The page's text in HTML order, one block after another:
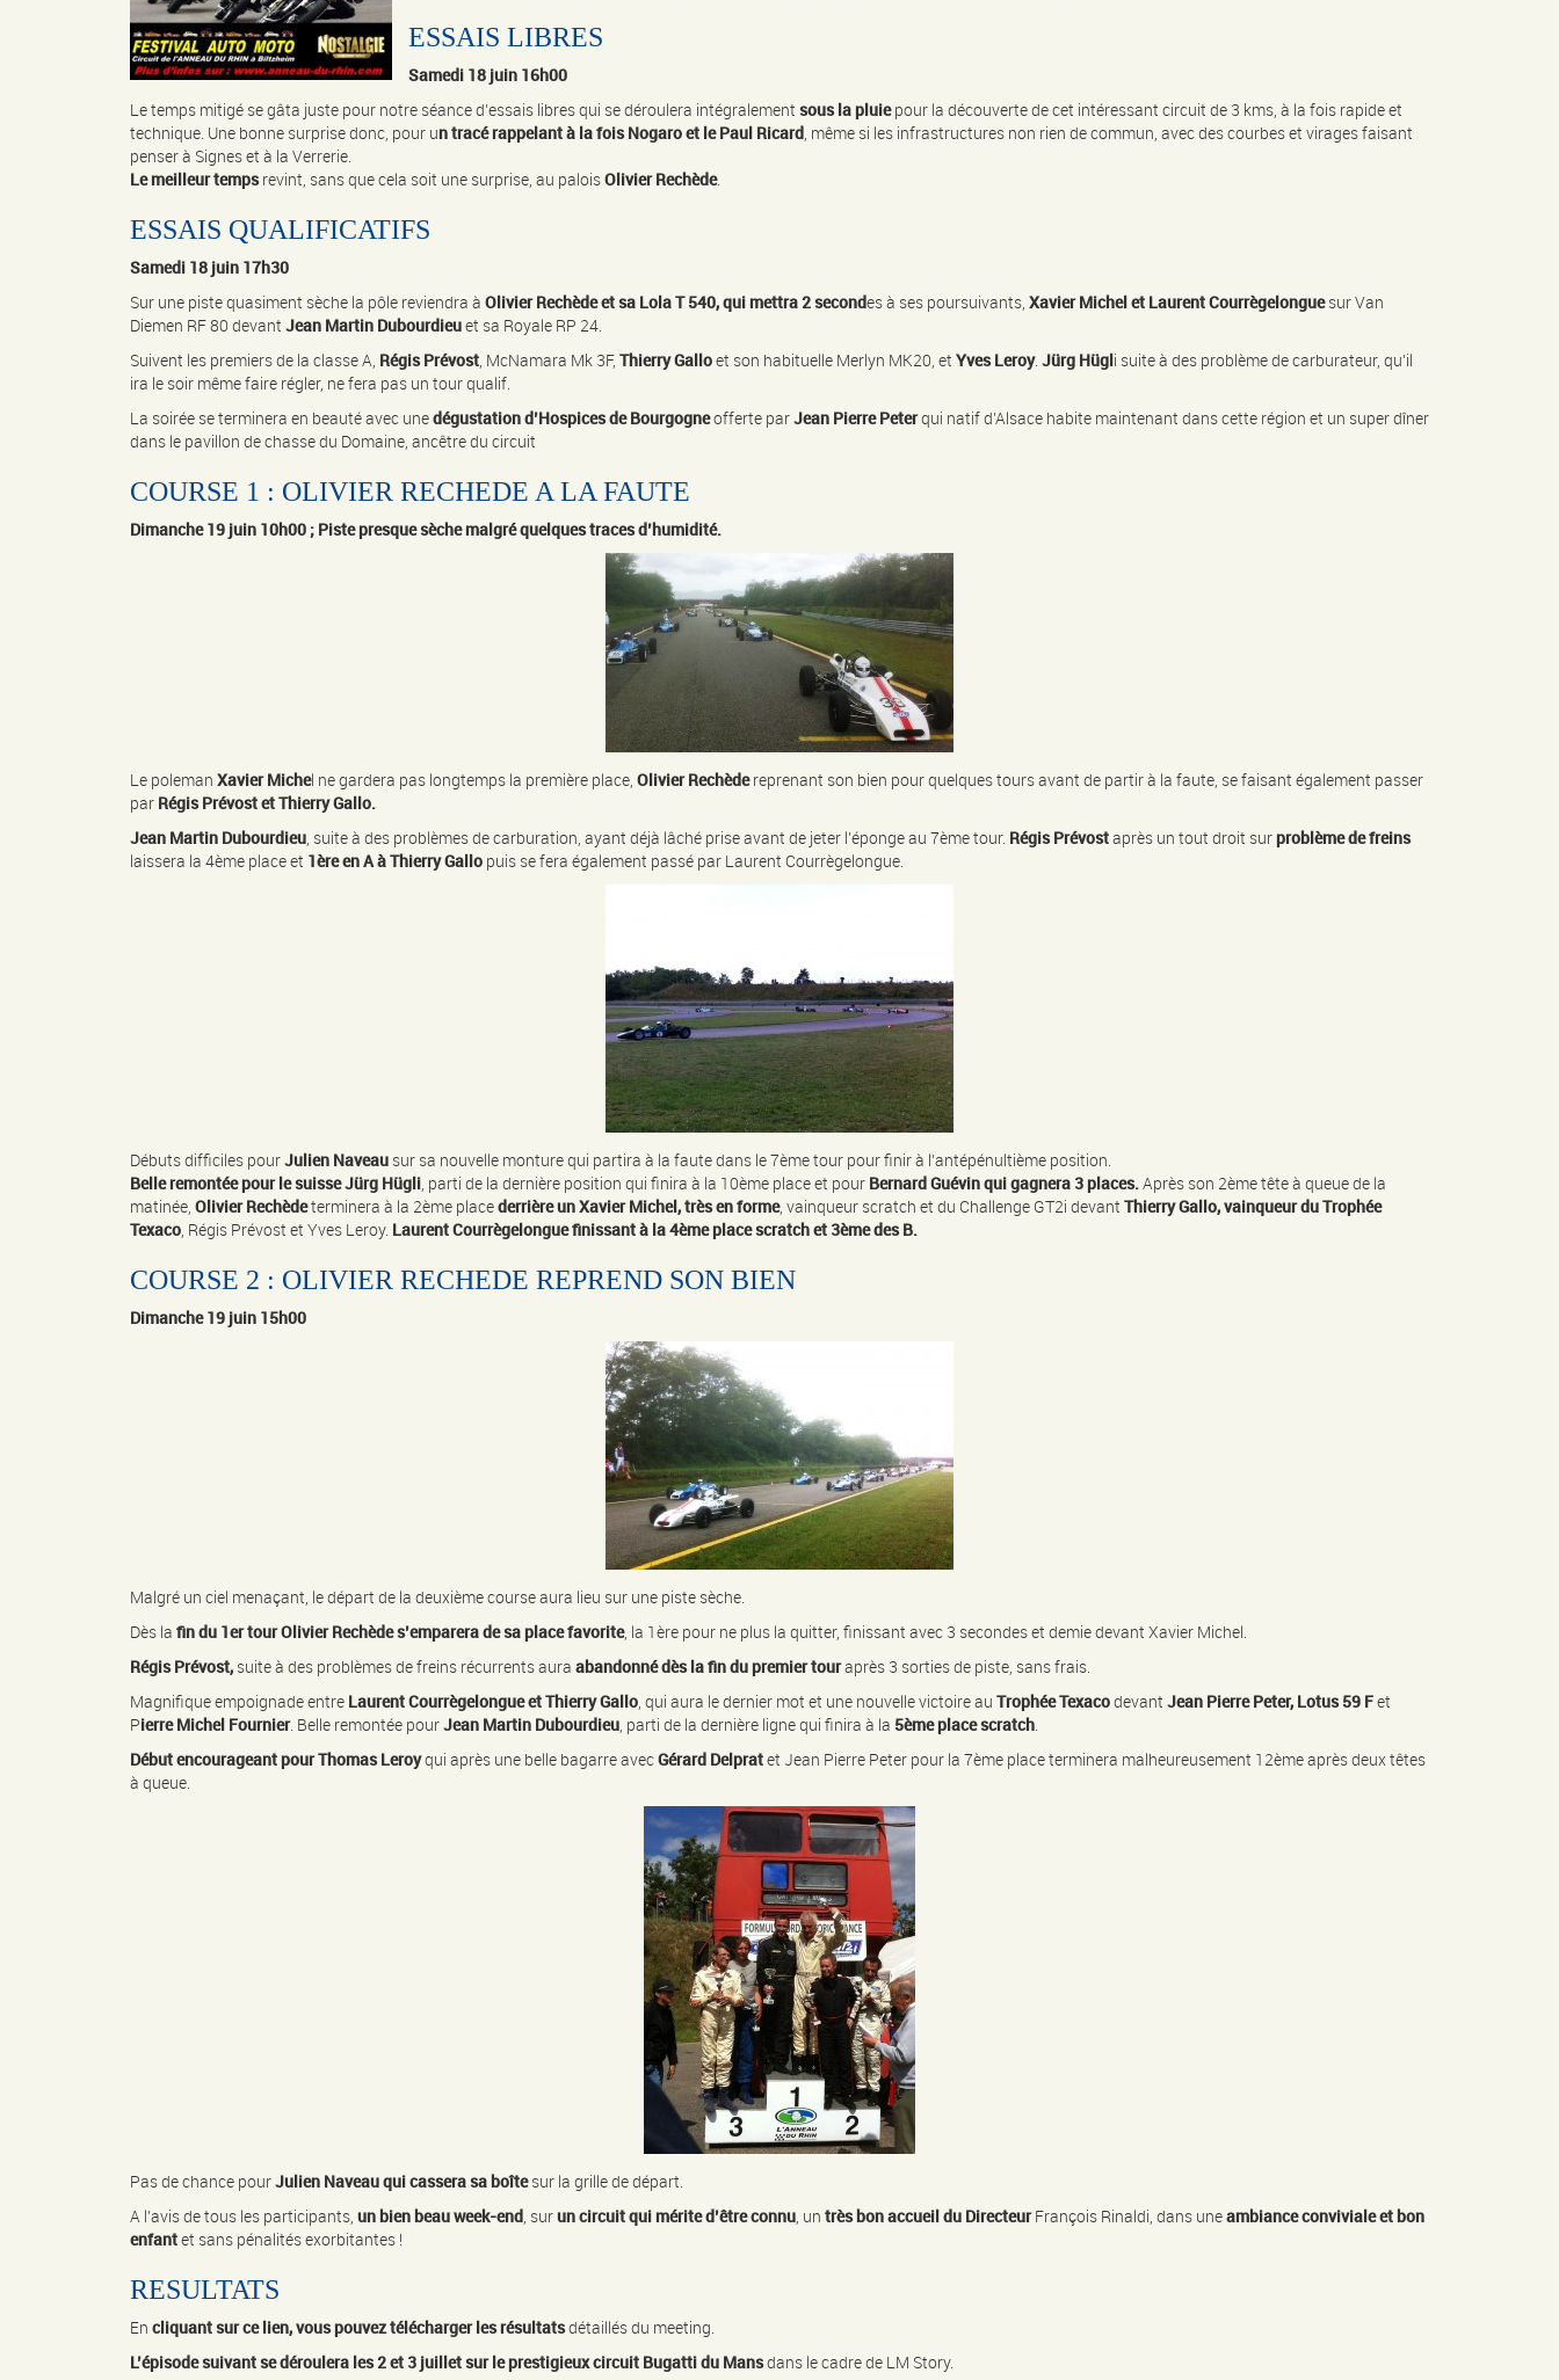
ESSAIS LIBRES
Samedi 18 juin 16h00
Le temps mitigé se gâta juste pour notre séance d’essais libres qui se déroulera intégralement sous la pluiepour la découverte de cet intéressant circuit de 3 kms, à la fois rapide et
technique. Une bonne surprise donc, pour un tracé rappelant à la fois Nogaro et le Paul Ricard, même si les infrastructures non rien de commun, avec des courbes et virages faisant
penser à Signes et à la Verrerie.
Le meilleur tempsrevint, sans que cela soit une surprise, au paloisOlivier Rechède.
ESSAIS QUALIFICATIFS
Samedi 18 juin 17h30
Sur une piste quasiment sèche la pôle reviendra à Olivier Rechède et sa Lola T 540, qui mettra 2 secondes à ses poursuivants, Xavier Michel et Laurent Courrègelonguesur Van
Diemen RF 80 devant Jean Martin Dubourdieuet sa Royale RP 24.
Suivent les premiers de la classe A, Régis Prévost, McNamara Mk 3F, Thierry Galloet son habituelle Merlyn MK20, et Yves Leroy. Jürg Hügli suite à des problème de carburateur, qu’il
ira le soir même faire régler, ne fera pas un tour qualif.
La soirée se terminera en beauté avec unedégustation d’Hospices de Bourgogneofferte parJean Pierre Peterqui natif d’Alsace habite maintenant dans cette région et un super dîner
dans le pavillon de chasse du Domaine, ancêtre du circuit
COURSE 1 : OLIVIER RECHEDE A LA FAUTE
Dimanche 19 juin 10h00 ; Piste presque sèche malgré quelques traces d’humidité.
Le poleman Xavier Michel ne gardera pas longtemps la première place, Olivier Rechèdereprenant son bien pour quelques tours avant de partir à la faute, se faisant également passer
par Régis Prévost et Thierry Gallo.
Jean Martin Dubourdieu, suite à des problèmes de carburation, ayant déjà lâché prise avant de jeter l’éponge au 7ème tour. Régis Prévostaprès un tout droit surproblème de freins
laissera la 4ème place et 1ère en A à Thierry Gallo puis se fera également passé par Laurent Courrègelongue.
Débuts difficiles pourJulien Naveau sur sa nouvelle monture qui partira à la faute dans le 7ème tour pour finir à l’antépénultième position.
Belle remontée pour le suisse Jürg Hügli, parti de la dernière position qui finira à la 10ème place et pour Bernard Guévin qui gagnera 3 places.Après son 2ème tête à queue de la
matinée, Olivier Rechèdeterminera à la 2ème placederrière un Xavier Michel, très en forme, vainqueur scratch et du Challenge GT2i devant Thierry Gallo, vainqueur du Trophée
Texaco, Régis Prévost et Yves Leroy. Laurent Courrègelongue finissant à la 4ème place scratch et 3ème des B.
COURSE 2 : OLIVIER RECHEDE REPREND SON BIEN
Dimanche 19 juin 15h00
Malgré un ciel menaçant, le départ de la deuxième course aura lieu sur une piste sèche.
Dès la fin du 1er tourOlivier Rechède s’emparera de sa place favorite, la 1ère pour ne plus la quitter, finissant avec 3 secondes et demie devant Xavier Michel.
Régis Prévost, suite à des problèmes de freins récurrents aura abandonné dès la fin du premier touraprès 3 sorties de piste, sans frais.
Magnifique empoignade entre Laurent Courrègelongue et Thierry Gallo, qui aura le dernier mot et une nouvelle victoire au Trophée Texacodevant Jean Pierre Peter, Lotus 59 Fet
Pierre Michel Fournier. Belle remontée pourJean Martin Dubourdieu, parti de la dernière ligne qui finira à la 5ème place scratch.
Début encourageant pour Thomas Leroyqui après une belle bagarre avecGérard Delpratet Jean Pierre Peter pour la 7ème place terminera malheureusement 12ème après deux têtes
à queue.
Pas de chance pourJulien Naveau qui cassera sa boîtesur la grille de départ.
A l’avis de tous les participants, un bien beau week-end, surun circuit qui mérite d’être connu, un très bon accueil du DirecteurFrançois Rinaldi, dans uneambiance conviviale et bon
enfantet sans pénalités exorbitantes !
RESULTATS
En cliquant sur ce lien, vous pouvez télécharger les résultatsdétaillés du meeting.
L’épisode suivant se déroulera les 2 et 3 juillet sur le prestigieux circuit Bugatti du Mansdans le cadre de LM Story.